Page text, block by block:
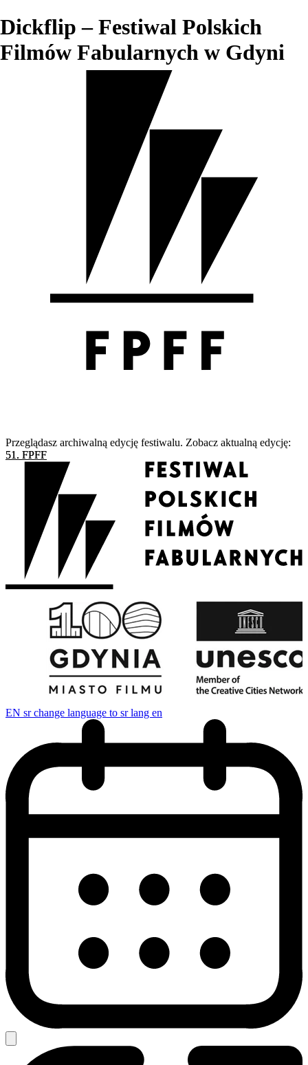
Dickflip – Festiwal Polskich
Filmów Fabularnych w Gdyni
Przeglądasz archiwalną edycję festiwalu. Zobacz aktualną edycję:
51. FPFF
EN sr change language to sr lang en